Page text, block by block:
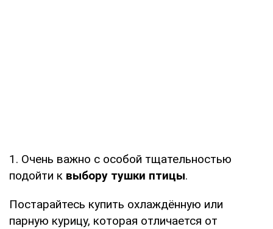
1. Очень важно с особой тщательностью
подойти к выбору тушки птицы.
Постарайтесь купить охлаждённую или
парную курицу, которая отличается от